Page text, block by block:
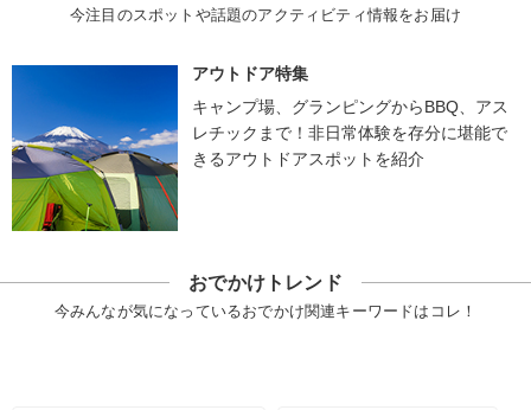
今注目のスポットや話題のアクティビティ情報をお届け
アウトドア特集
キャンプ場、グランピングからBBQ、アス
レチックまで！非日常体験を存分に堪能で
きるアウトドアスポットを紹介
おでかけトレンド
今みんなが気になっているおでかけ関連キーワードはコレ！